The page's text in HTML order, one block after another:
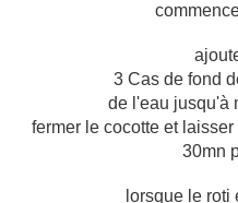
3 Cas de fond
de l'eau jusqu'à
fermer le cocotte et
30mn
lorsque le roti